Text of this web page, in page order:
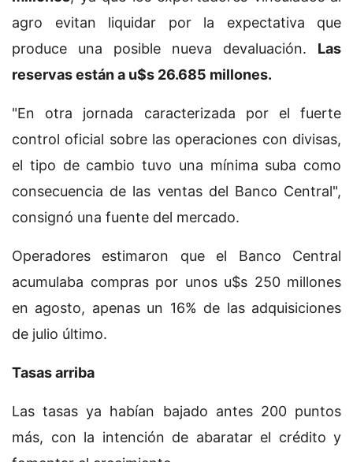
agro evitan liquidar por la expectativa que
produce una posible nueva devaluación. Las
reservas están a u$s 26.685 millones.
"En otra jornada caracterizada por el fuerte
control oficial sobre las operaciones con divisas,
el tipo de cambio tuvo una mínima suba como
consecuencia de las ventas del Banco Central",
consignó una fuente del mercado.
Operadores estimaron que el Banco Central
acumulaba compras por unos u$s 250 millones
en agosto, apenas un 16% de las adquisiciones
de julio último.
Tasas arriba
Las tasas ya habían bajado antes 200 puntos
más, con la intención de abaratar el crédito y